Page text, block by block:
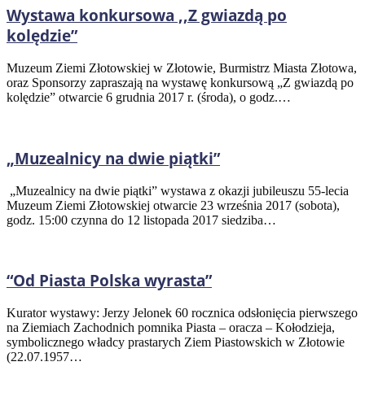
Wystawa konkursowa ,,Z gwiazdą po
kolędzie”
Muzeum Ziemi Złotowskiej w Złotowie, Burmistrz Miasta Złotowa,
oraz Sponsorzy zapraszają na wystawę konkursową „Z gwiazdą po
kolędzie” otwarcie 6 grudnia 2017 r. (środa), o godz.…
„Muzealnicy na dwie piątki”
„Muzealnicy na dwie piątki” wystawa z okazji jubileuszu 55-lecia
Muzeum Ziemi Złotowskiej otwarcie 23 września 2017 (sobota),
godz. 15:00 czynna do 12 listopada 2017 siedziba…
“Od Piasta Polska wyrasta”
Kurator wystawy: Jerzy Jelonek 60 rocznica odsłonięcia pierwszego
na Ziemiach Zachodnich pomnika Piasta – oracza – Kołodzieja,
symbolicznego władcy prastarych Ziem Piastowskich w Złotowie
(22.07.1957…